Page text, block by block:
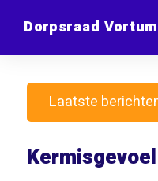
Dorpsraad
Kermisgevoel
Laatste